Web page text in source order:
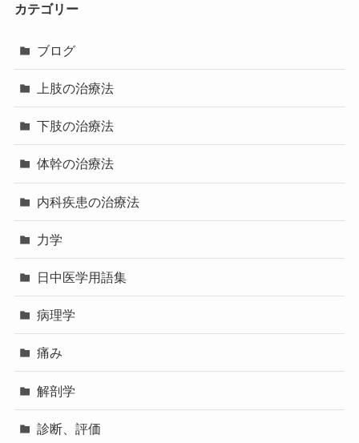
カテゴリー
ブログ
上肢の治療法
下肢の治療法
体幹の治療法
内科疾患の治療法
力学
日中医学用語集
病理学
痛み
解剖学
診断、評価